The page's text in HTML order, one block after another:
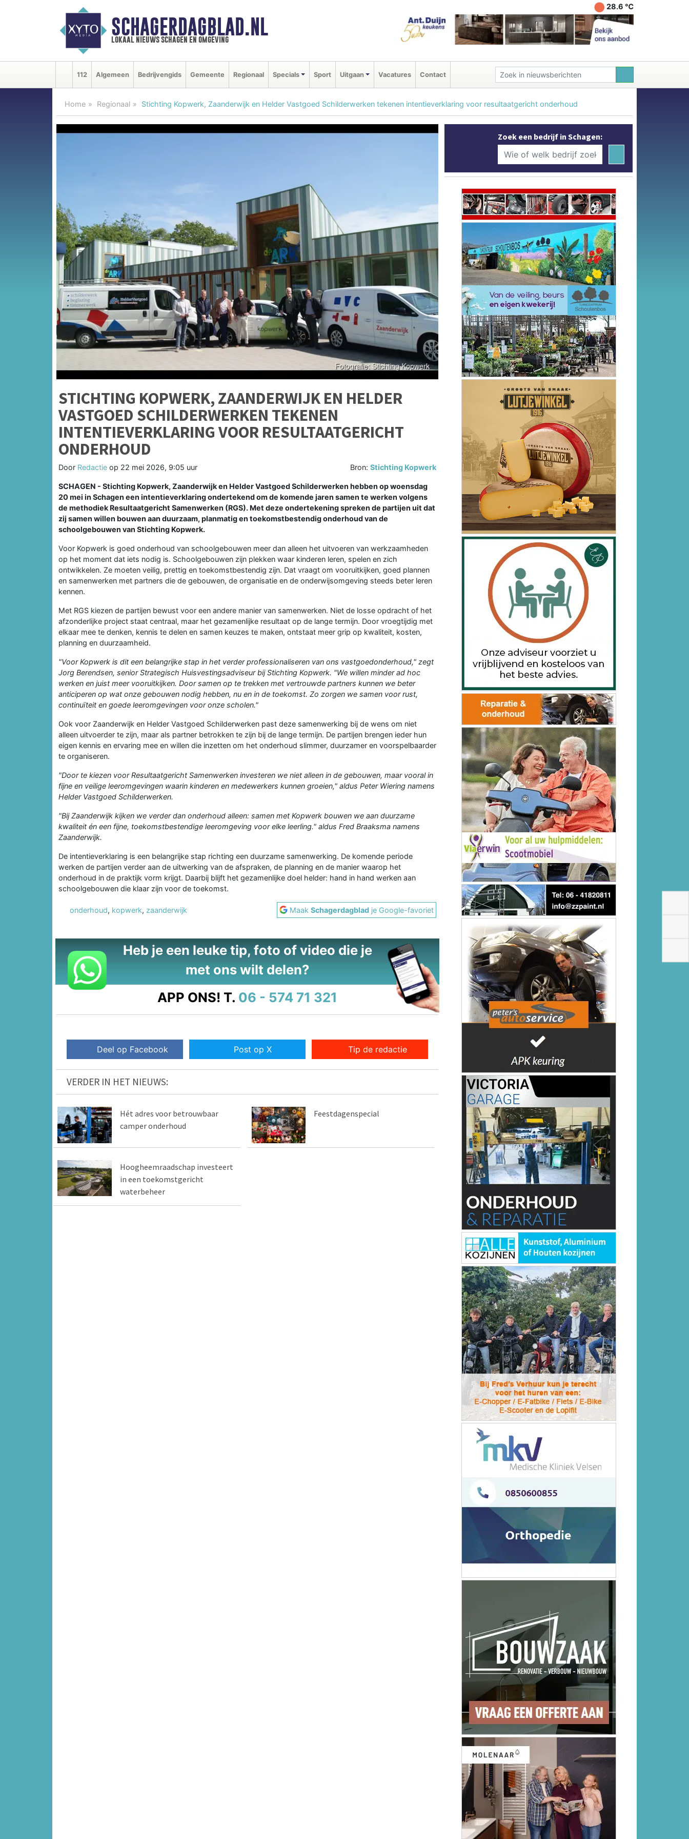
SCHAGERDAGBLAD.NL
lokaal nieuws schagen en omgeving
28.6 ℃
112 Algemeen Bedrijvengids Gemeente Regionaal Specials Sport Uitgaan Vacatures Contact
Home Regionaal Stichting Kopwerk, Zaanderwijk en Helder Vastgoed Schilderwerken tekenen intentieverklaring voor resultaatgericht onderhoud
STICHTING KOPWERK, ZAANDERWIJK EN HELDER
VASTGOED SCHILDERWERKEN TEKENEN
INTENTIEVERKLARING VOOR RESULTAATGERICHT
ONDERHOUD
Door Redactie op 22 mei 2026, 9:05 uur Bron:Stichting Kopwerk
SCHAGEN - Stichting Kopwerk, Zaanderwijk en Helder Vastgoed Schilderwerken hebben op woensdag
20 mei in Schagen een intentieverklaring ondertekend om de komende jaren samen te werken volgens
de methodiek Resultaatgericht Samenwerken (RGS). Met deze ondertekening spreken de partijen uit dat
zij samen willen bouwen aan duurzaam, planmatig en toekomstbestendig onderhoud van de
schoolgebouwen van Stichting Kopwerk.
Voor Kopwerk is goed onderhoud van schoolgebouwen meer dan alleen het uitvoeren van werkzaamheden
op het moment dat iets nodig is. Schoolgebouwen zijn plekken waar kinderen leren, spelen en zich
ontwikkelen. Ze moeten veilig, prettig en toekomstbestendig zijn. Dat vraagt om vooruitkijken, goed plannen
en samenwerken met partners die de gebouwen, de organisatie en de onderwijsomgeving steeds beter leren
kennen.
Met RGS kiezen de partijen bewust voor een andere manier van samenwerken. Niet de losse opdracht of het
afzonderlijke project staat centraal, maar het gezamenlijke resultaat op de lange termijn. Door vroegtijdig met
elkaar mee te denken, kennis te delen en samen keuzes te maken, ontstaat meer grip op kwaliteit, kosten,
planning en duurzaamheid.
"Voor Kopwerk is dit een belangrijke stap in het verder professionaliseren van ons vastgoedonderhoud," zegt
Jorg Berendsen, senior Strategisch Huisvestingsadviseur bij Stichting Kopwerk. "We willen minder ad hoc
werken en juist meer vooruitkijken. Door samen op te trekken met vertrouwde partners kunnen we beter
anticiperen op wat onze gebouwen nodig hebben, nu en in de toekomst. Zo zorgen we samen voor rust,
continuïteit en goede leeromgevingen voor onze scholen."
Ook voor Zaanderwijk en Helder Vastgoed Schilderwerken past deze samenwerking bij de wens om niet
alleen uitvoerder te zijn, maar als partner betrokken te zijn bij de lange termijn. De partijen brengen ieder hun
eigen kennis en ervaring mee en willen die inzetten om het onderhoud slimmer, duurzamer en voorspelbaarder
te organiseren.
"Door te kiezen voor Resultaatgericht Samenwerken investeren we niet alleen in de gebouwen, maar vooral in
fijne en veilige leeromgevingen waarin kinderen en medewerkers kunnen groeien," aldus Peter Wiering namens
Helder Vastgoed Schilderwerken.
"Bij Zaanderwijk kijken we verder dan onderhoud alleen: samen met Kopwerk bouwen we aan duurzame
kwaliteit én een fijne, toekomstbestendige leeromgeving voor elke leerling." aldus Fred Braaksma namens
Zaanderwijk.
De intentieverklaring is een belangrijke stap richting een duurzame samenwerking. De komende periode
werken de partijen verder aan de uitwerking van de afspraken, de planning en de manier waarop het
onderhoud in de praktijk vorm krijgt. Daarbij blijft het gezamenlijke doel helder: hand in hand werken aan
schoolgebouwen die klaar zijn voor de toekomst.
onderhoud, kopwerk, zaanderwijk MaakSchagerdagblad je Google-favoriet
Heb je een leuke tip, foto of video die je
met ons wilt delen?
APP ONS! T. 06 - 574 71 321
Deel op Facebook Post op X Tip de redactie
VERDER IN HET NIEUWS:
Hét adres voor betrouwbaar
camper onderhoud
Feestdagenspecial
Hoogheemraadschap investeert
in een toekomstgericht
waterbeheer
Zoek een bedrijf in Schagen: